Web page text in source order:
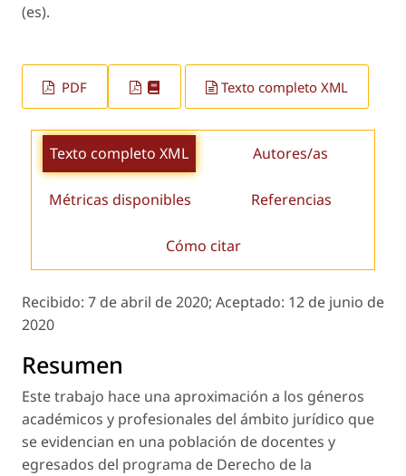
(es).
PDF Texto completo XML
Texto completo XML Autores/as
Métricas disponibles Referencias
Cómo citar
Recibido: 7 de abril de 2020; Aceptado: 12 de junio de
2020
Resumen
Este trabajo hace una aproximación a los géneros
académicos y profesionales del ámbito jurídico que
se evidencian en una población de docentes y
egresados del programa de Derecho de la